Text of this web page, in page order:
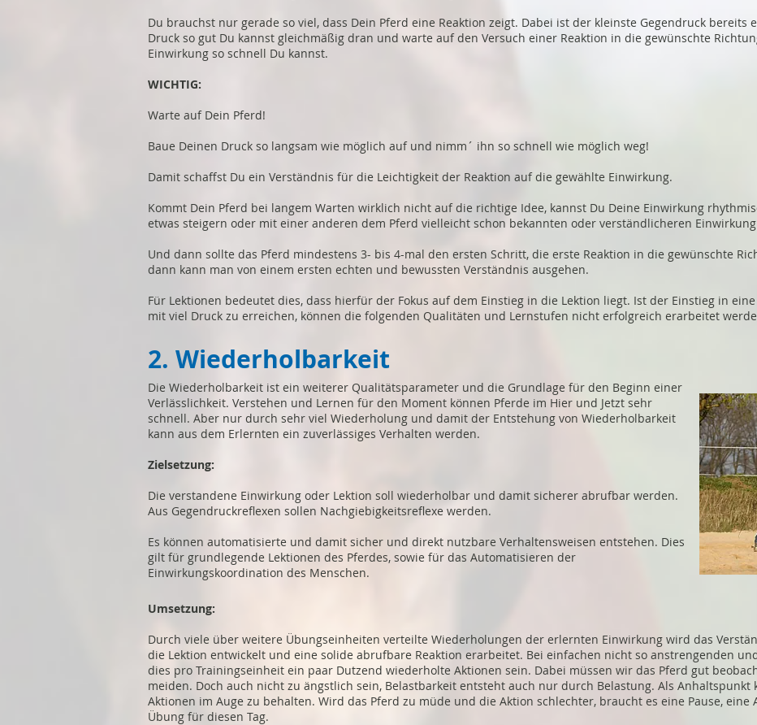
Du brauchst nur gerade so viel, dass Dein Pferd eine Reaktion zeigt. Dabei ist der kleinste Gegendruck bereits
Druck so gut Du kannst gleichmäßig dran und warte auf den Versuch einer Reaktion in die gewünschte
Einwirkung so schnell Du kannst.
WICHTIG:
Warte auf Dein Pferd!
Baue Deinen Druck so langsam wie möglich auf und nimm´ ihn so schnell wie möglich weg!
Damit schaffst Du ein Verständnis für die Leichtigkeit der Reaktion auf die gewählte Einwirkung.
Kommt Dein Pferd bei langem Warten wirklich nicht auf die richtige Idee, kannst Du Deine Einwirkung
etwas steigern oder mit einer anderen dem Pferd vielleicht schon bekannten oder verständlicheren
Und dann sollte das Pferd mindestens 3- bis 4-mal den ersten Schritt, die erste Reaktion in die gewünschte
dann kann man von einem ersten echten und bewussten Verständnis ausgehen.
Für Lektionen bedeutet dies, dass hierfür der Fokus auf dem Einstieg in die Lektion liegt. Ist der Einstieg in
mit viel Druck zu erreichen, können die folgenden Qualitäten und Lernstufen nicht erfolgreich erarbeitet
2. Wiederholbarkeit
Umsetzung:
Durch viele über weitere Übungseinheiten verteilte Wiederholungen der erlernten Einwirkung wird das
die Lektion entwickelt und eine solide abrufbare Reaktion erarbeitet. Bei einfachen nicht so anstrengenden
dies pro Trainingseinheit ein paar Dutzend wiederholte Aktionen sein. Dabei müssen wir das Pferd gut
meiden. Doch auch nicht zu ängstlich sein, Belastbarkeit entsteht auch nur durch Belastung. Als
Aktionen im Auge zu behalten. Wird das Pferd zu müde und die Aktion schlechter, braucht es eine Pause, eine
Übung für diesen Tag.
Die Wiederholbarkeit ist ein weiterer Qualitätsparameter und die Grundlage für den Beginn einer
Verlässlichkeit. Verstehen und Lernen für den Moment können Pferde im Hier und Jetzt sehr
schnell. Aber nur durch sehr viel Wiederholung und damit der Entstehung von Wiederholbarkeit
kann aus dem Erlernten ein zuverlässiges Verhalten werden.
Zielsetzung:
Die verstandene Einwirkung oder Lektion soll wiederholbar und damit sicherer abrufbar werden.
Aus Gegendruckreflexen sollen Nachgiebigkeitsreflexe werden.
Es können automatisierte und damit sicher und direkt nutzbare Verhaltensweisen entstehen. Dies
gilt für grundlegende Lektionen des Pferdes, sowie für das Automatisieren der
Einwirkungskoordination des Menschen.